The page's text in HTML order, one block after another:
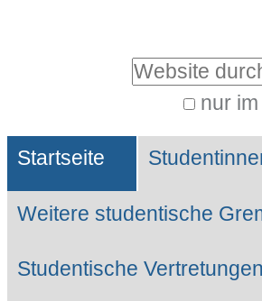
Website durchsuchen
nur
Suche…
Sektionen
Startseite
Weitere studentische
Studentische Vertretungen